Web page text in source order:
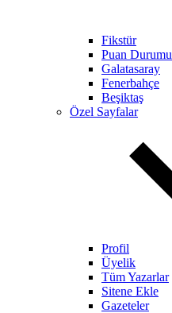
Fikstür
Puan Durumu
Galatasaray
Fenerbahçe
Beşiktaş
Özel Sayfalar
Profil
Üyelik
Tüm Yazarlar
Sitene Ekle
Gazeteler